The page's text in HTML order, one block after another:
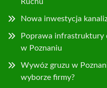
Nowa inwestycja
Poprawa infrastruktury
w Poznaniu
Wywóz gruzu w
wyborze firmy?